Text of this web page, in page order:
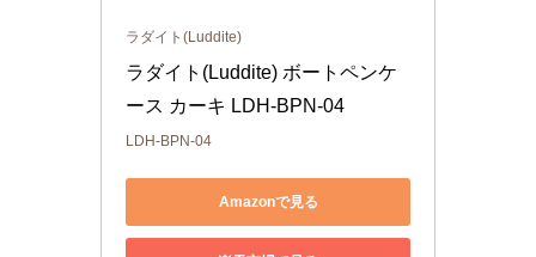
ラダイト(Luddite)
ラダイト(Luddite) ボートペンケ
ース カーキ LDH-BPN-04
LDH-BPN-04
Amazonで見る